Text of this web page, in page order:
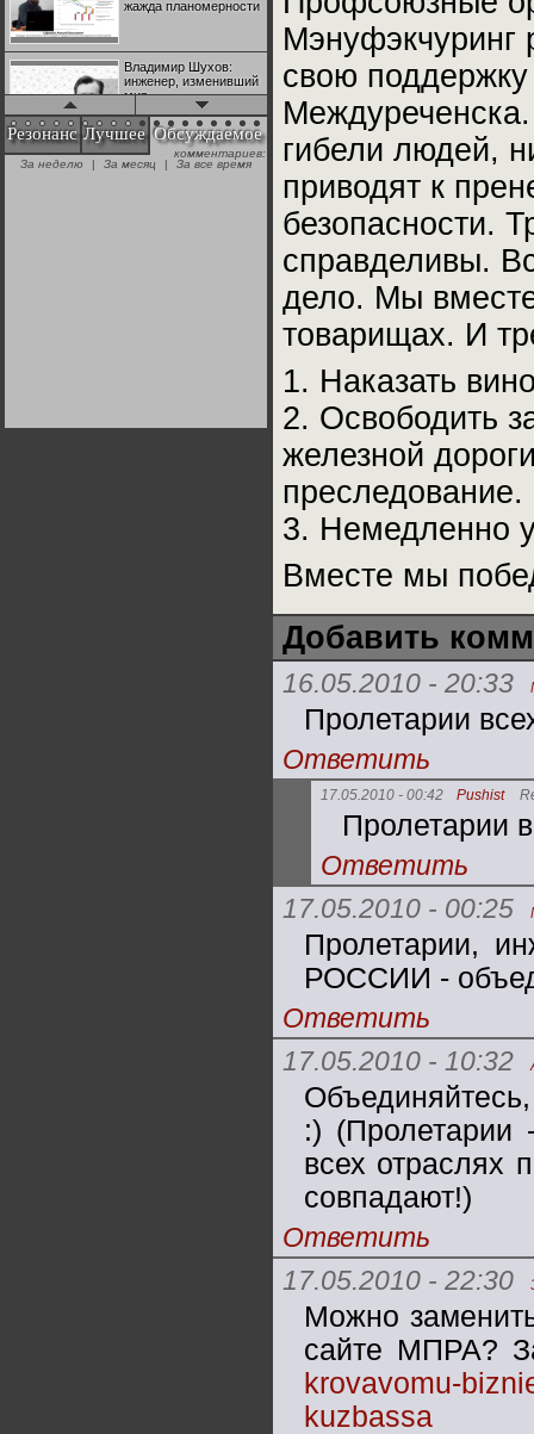
жажда планомерности
Владимир Шухов:
инженер, изменивший
мир
"Аркадий Коц" на
эгалите-фесте "Не
Резонанс Лучшее Обсуждаемое
комментариев:
За неделю
| За месяц | За все время
свою
гибели людей,
приводят к
безопасности.
справделивы.
дело. Мы
товарищах. И
1. Наказать
2. Освободить
железной
преследование.
3. Немедленно
Вместе мы
Добавить
16.05.2010 - 20:33
Пролетарии
Ответить
17.05.2010 - 00:42 Pushist
Пролетарии
Ответить
17.05.2010 - 00:25
Пролетарии,
РОССИИ -
Ответить
17.05.2010 - 10:32
:) (Пролетарии
всех отраслях
совпадают!)
Ответить
17.05.2010 - 22:30
Можно
сайте МПРА?
krovavomu-
kuzbassa